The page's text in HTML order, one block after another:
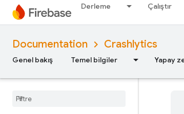
Derleme Çalıştır
Documentation Crashlytics
Genel bakış Temel bilgiler Yapay